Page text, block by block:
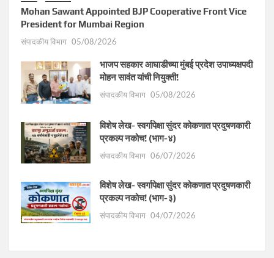
Mohan Sawant Appointed BJP Cooperative Front Vice
President for Mumbai Region
संपादकीय विभाग 05/08/2026
भाजप सहकार आघाडीच्या मुंबई प्रदेश उपाध्यक्षपदी
मोहन सावंत यांची नियुक्ती!
संपादकीय विभाग 05/08/2026
विशेष लेख- स्वर्गापेक्षा सुंदर कोकणात प्रदुषणकारी
प्रकल्प नकोच! (भाग-४)
संपादकीय विभाग 06/07/2026
विशेष लेख- स्वर्गापेक्षा सुंदर कोकणात प्रदुषणकारी
प्रकल्प नकोच! (भाग-३)
संपादकीय विभाग 04/07/2026